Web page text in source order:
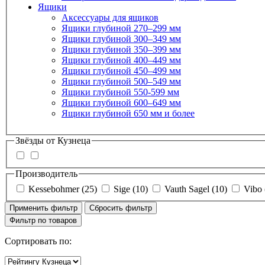
Ящики
Аксессуары для ящиков
Ящики глубиной 270–299 мм
Ящики глубиной 300–349 мм
Ящики глубиной 350–399 мм
Ящики глубиной 400–449 мм
Ящики глубиной 450–499 мм
Ящики глубиной 500–549 мм
Ящики глубиной 550-599 мм
Ящики глубиной 600–649 мм
Ящики глубиной 650 мм и более
Звёзды от Кузнеца
Производитель
Kessebohmer(25) Sige (10) Vauth Sagel (10) Vibo
Применить фильтр
Сбросить фильтр
Фильтр по товаров
Сортировать по: